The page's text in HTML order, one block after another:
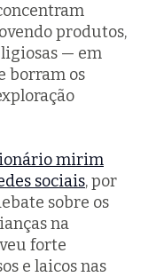
produtos,
— em
borram os
mirim
sociais, por
sobre os
na
forte
e laicos nas